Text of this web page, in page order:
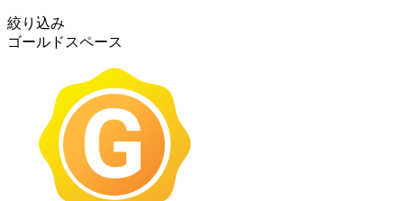
絞り込み
ゴールドスペース